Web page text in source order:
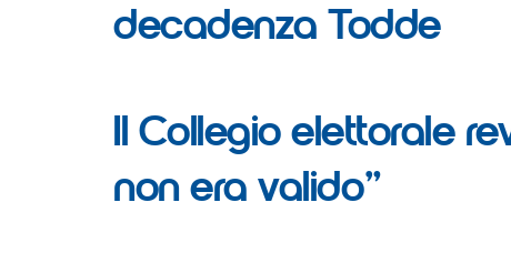
decadenza Todde
Il Collegio elettorale
non era valido”